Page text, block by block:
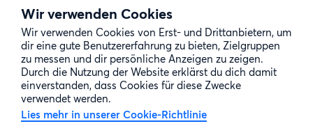
Wir verwenden Cookies
Wir verwenden Cookies von Erst- und Drittanbietern, um
dir eine gute Benutzererfahrung zu bieten, Zielgruppen
zu messen und dir persönliche Anzeigen zu zeigen.
Durch die Nutzung der Website erklärst du dich damit
einverstanden, dass Cookies für diese Zwecke
verwendet werden.
Lies mehr in unserer Cookie-Richtlinie
Zur Suche gehen